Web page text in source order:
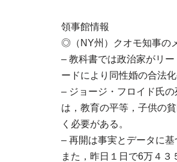
領事館情報
◎（NY州）クオモ知事の
– 教科書では政治家がリ
ードにより同性婚の合法
– ジョージ・フロイド氏
は，教育の平等，子供の
く必要がある。
– 再開は事実とデータに
また，昨日１日で6万４